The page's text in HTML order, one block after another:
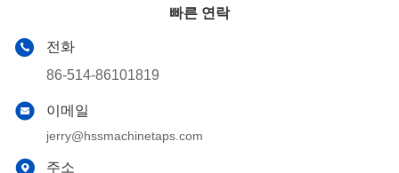
빠른 연락
전화
86-514-86101819
이메일
jerry@hssmachinetaps.com
주소